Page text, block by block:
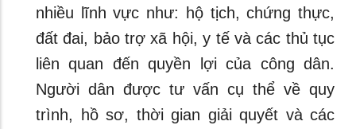
nhiều lĩnh vực như: hộ tịch, chứng thực,
đất đai, bảo trợ xã hội, y tế và các thủ tục
liên quan đến quyền lợi của công dân.
Người dân được tư vấn cụ thể về quy
trình, hồ sơ, thời gian giải quyết và các